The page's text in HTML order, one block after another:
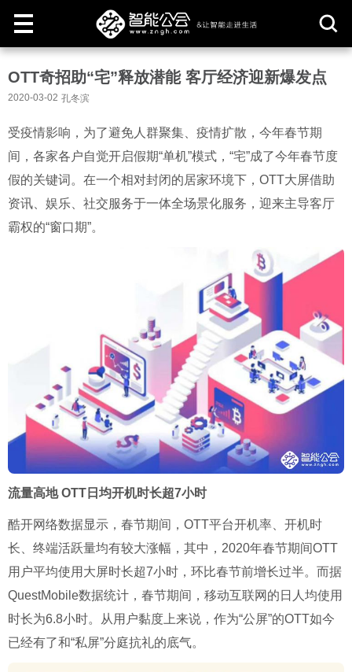
OTT奇招助“宅”释放潜能 客厅经济迎新爆发点
2020-03-02 孔冬滨
受疫情影响，为了避免人群聚集、疫情扩散，今年春节期
间，各家各户自觉开启假期“单机”模式，“宅”成了今年春节度
假的关键词。在一个相对封闭的居家环境下，OTT大屏借助
资讯、娱乐、社交服务于一体全场景化服务，迎来主导客厅
霸权的“窗口期”。
流量高地 OTT日均开机时长超7小时
酷开网络数据显示，春节期间，OTT平台开机率、开机时
长、终端活跃量均有较大涨幅，其中，2020年春节期间OTT
用户平均使用大屏时长超7小时，环比春节前增长过半。而据
QuestMobile数据统计，春节期间，移动互联网的日人均使用
时长为6.8小时。从用户黏度上来说，作为“公屏”的OTT如今
已经有了和“私屏”分庭抗礼的底气。